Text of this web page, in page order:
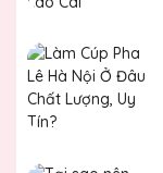
và nghiêm ngặt
cúp pha lê uy
Chúng tôi là đơn
sản xuất theo ý